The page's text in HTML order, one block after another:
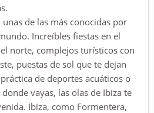
unas de las más conocidas por
Increíbles fiestas en el
norte, complejos turísticos con
puestas de sol que te dejan
de deportes acuáticos o
vayas, las olas de Ibiza te
Ibiza, como Formentera,